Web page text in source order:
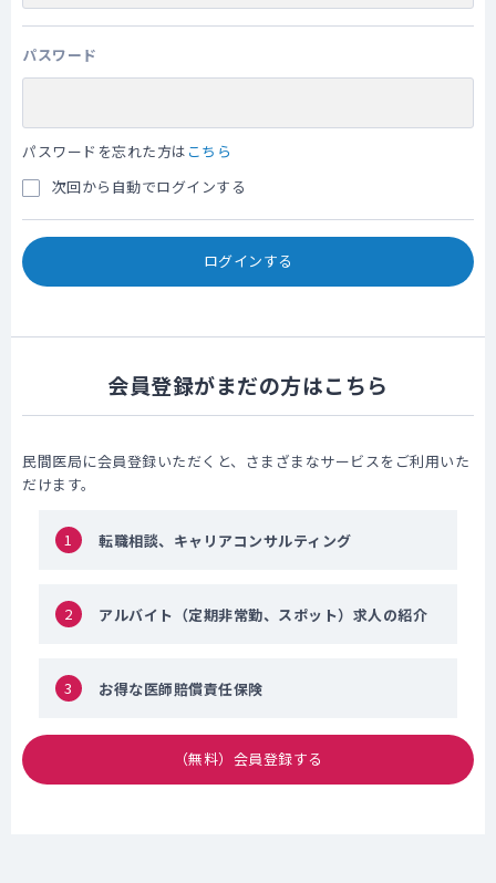
パスワード
パスワードを忘れた方は こちら
次回から自動でログインする
ログインする
会員登録がまだの方はこちら
民間医局に会員登録いただくと、さまざまなサービスをご利用いた
だけます。
1 転職相談、キャリアコンサルティング
2 アルバイト（定期非常勤、スポット）求人の紹介
3 お得な医師賠償責任保険
（無料）会員登録する